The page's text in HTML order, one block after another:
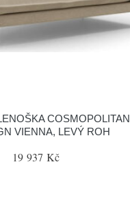
COSMOPOLITAN
VIENNA, LEVÝ ROH
19 937 Kč